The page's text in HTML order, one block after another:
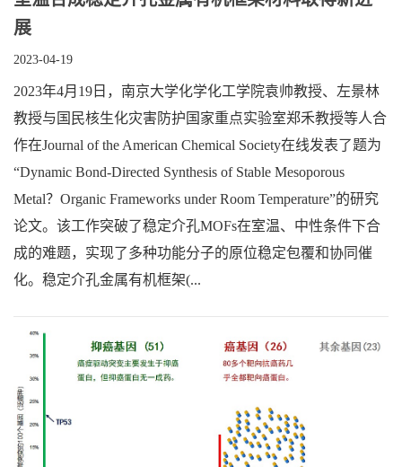
展
2023-04-19
2023年4月19日，南京大学化学化工学院袁帅教授、左景林
教授与国民核生化灾害防护国家重点实验室郑禾教授等人合
作在Journal of the American Chemical Society在线发表了题为
“Dynamic Bond-Directed Synthesis of Stable Mesoporous
Metal？Organic Frameworks under Room Temperature”的研究
论文。该工作突破了稳定介孔MOFs在室温、中性条件下合
成的难题，实现了多种功能分子的原位稳定包覆和协同催
化。稳定介孔金属有机框架(...